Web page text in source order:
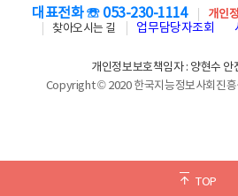
TOP
대표전화 ☏ 053-230-1114 개인
찾아오시는 길
업무담당자조회
개인정보보호책임자 : 양현수 안
Copyright © 2020 한국지능정보사회진